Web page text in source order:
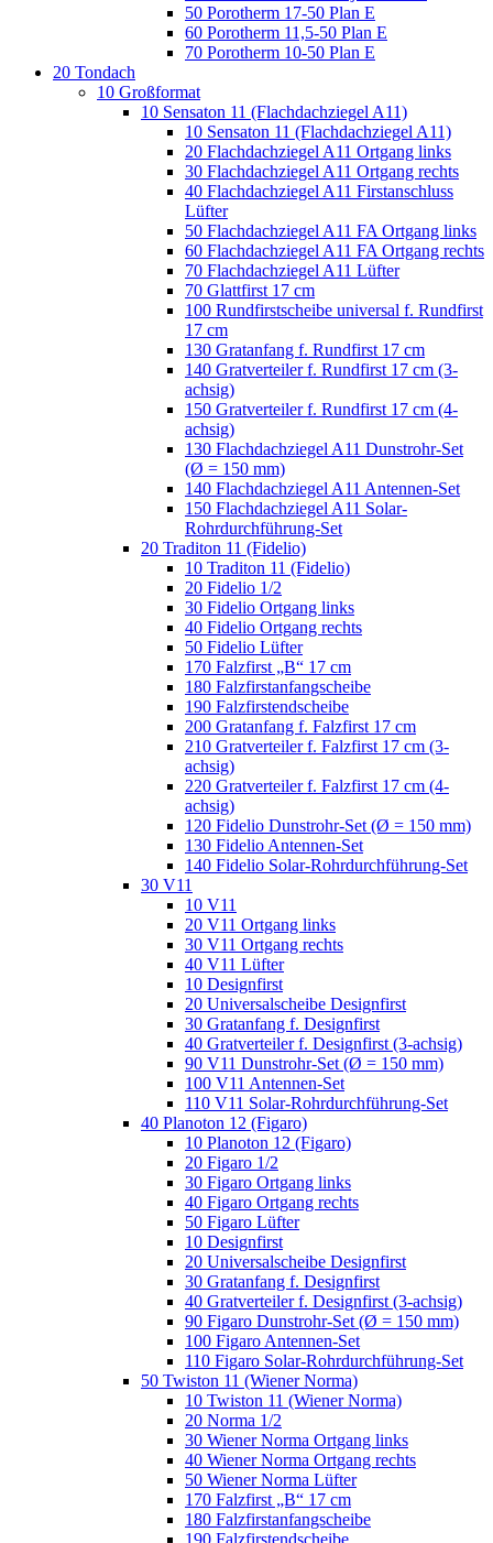
50 Porotherm 17-50 Plan E
60 Porotherm 11,5-50 Plan E
70 Porotherm 10-50 Plan E
20 Tondach
10 Großformat
10 Sensaton 11 (Flachdachziegel A11)
10 Sensaton 11 (Flachdachziegel A11)
20 Flachdachziegel A11 Ortgang links
30 Flachdachziegel A11 Ortgang rechts
40 Flachdachziegel A11 Firstanschluss
Lüfter
50 Flachdachziegel A11 FA Ortgang links
60 Flachdachziegel A11 FA Ortgang rechts
70 Flachdachziegel A11 Lüfter
70 Glattfirst 17 cm
100 Rundfirstscheibe universal f. Rundfirst
17 cm
130 Gratanfang f. Rundfirst 17 cm
140 Gratverteiler f. Rundfirst 17 cm (3-
achsig)
150 Gratverteiler f. Rundfirst 17 cm (4-
achsig)
130 Flachdachziegel A11 Dunstrohr-Set
(Ø = 150 mm)
140 Flachdachziegel A11 Antennen-Set
150 Flachdachziegel A11 Solar-
Rohrdurchführung-Set
20 Traditon 11 (Fidelio)
10 Traditon 11 (Fidelio)
20 Fidelio 1/2
30 Fidelio Ortgang links
40 Fidelio Ortgang rechts
50 Fidelio Lüfter
170 Falzfirst „B“ 17 cm
180 Falzfirstanfangscheibe
190 Falzfirstendscheibe
200 Gratanfang f. Falzfirst 17 cm
210 Gratverteiler f. Falzfirst 17 cm (3-
achsig)
220 Gratverteiler f. Falzfirst 17 cm (4-
achsig)
120 Fidelio Dunstrohr-Set (Ø = 150 mm)
130 Fidelio Antennen-Set
140 Fidelio Solar-Rohrdurchführung-Set
30 V11
10 V11
20 V11 Ortgang links
30 V11 Ortgang rechts
40 V11 Lüfter
10 Designfirst
20 Universalscheibe Designfirst
30 Gratanfang f. Designfirst
40 Gratverteiler f. Designfirst (3-achsig)
90 V11 Dunstrohr-Set (Ø = 150 mm)
100 V11 Antennen-Set
110 V11 Solar-Rohrdurchführung-Set
40 Planoton 12 (Figaro)
10 Planoton 12 (Figaro)
20 Figaro 1/2
30 Figaro Ortgang links
40 Figaro Ortgang rechts
50 Figaro Lüfter
10 Designfirst
20 Universalscheibe Designfirst
30 Gratanfang f. Designfirst
40 Gratverteiler f. Designfirst (3-achsig)
90 Figaro Dunstrohr-Set (Ø = 150 mm)
100 Figaro Antennen-Set
110 Figaro Solar-Rohrdurchführung-Set
50 Twiston 11 (Wiener Norma)
10 Twiston 11 (Wiener Norma)
20 Norma 1/2
30 Wiener Norma Ortgang links
40 Wiener Norma Ortgang rechts
50 Wiener Norma Lüfter
170 Falzfirst „B“ 17 cm
180 Falzfirstanfangscheibe
190 Falzfirstendscheibe